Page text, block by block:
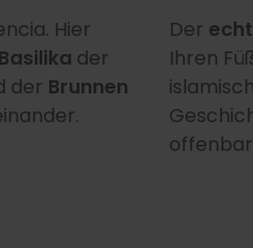
Hier
Basilika der
der Brunnen
Der
Ihren